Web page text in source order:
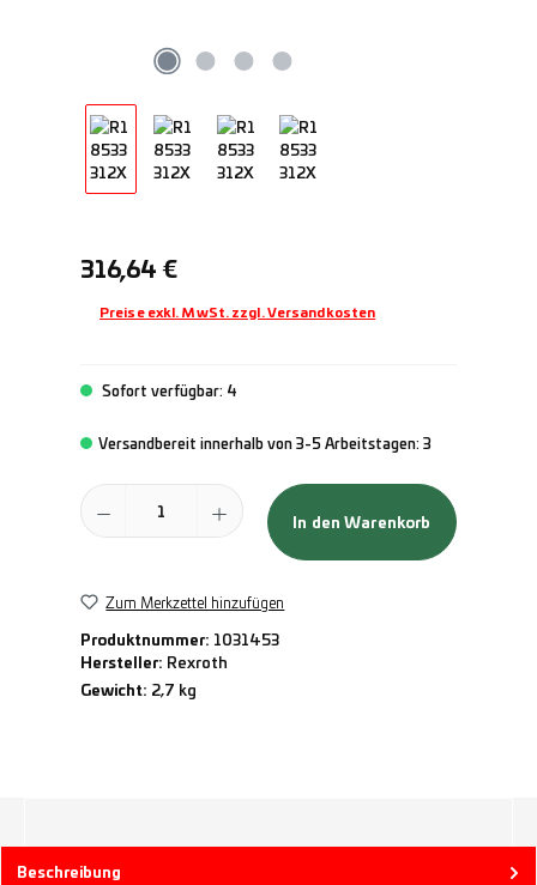
Regulärer Preis:
316,64 €
Preise exkl. MwSt. zzgl. Versandkosten
Sofort verfügbar: 4
Versandbereit innerhalb von 3-5 Arbeitstagen: 3
Produkt Anzahl: Gib den gewünschten Wert ein oder benutze die
In den Warenkorb
Zum Merkzettel hinzufügen
Produktnummer: 1031453
Hersteller: Rexroth
Gewicht: 2,7 kg
Beschreibung